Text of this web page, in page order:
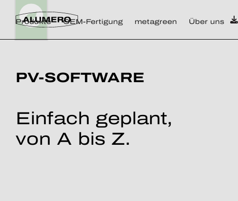
Produkte OEM-Fertigung metagreen Über uns
PV-SOFTWARE
Einfach geplant,
von A bis Z.